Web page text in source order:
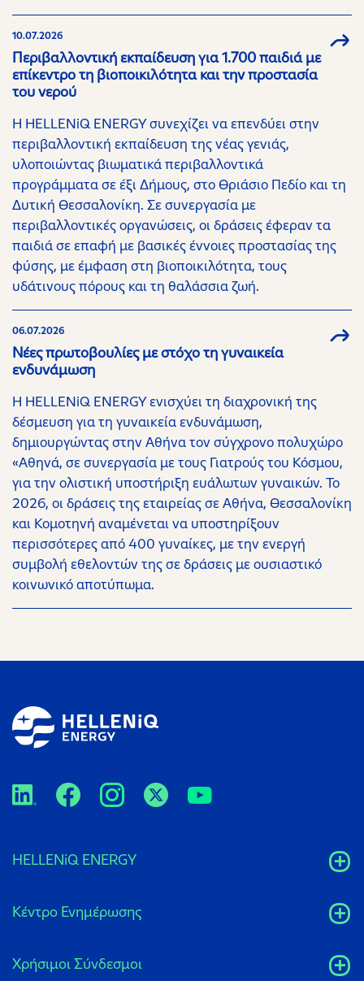
10.07.2026
Περιβαλλοντική εκπαίδευση για 1.700 παιδιά με
επίκεντρο τη βιοποικιλότητα και την προστασία
του νερού
Η HELLENiQ ENERGY συνεχίζει να επενδύει στην
περιβαλλοντική εκπαίδευση της νέας γενιάς,
υλοποιώντας βιωματικά περιβαλλοντικά
προγράμματα σε έξι Δήμους, στο Θριάσιο Πεδίο και τη
Δυτική Θεσσαλονίκη. Σε συνεργασία με
περιβαλλοντικές οργανώσεις, οι δράσεις έφεραν τα
παιδιά σε επαφή με βασικές έννοιες προστασίας της
φύσης, με έμφαση στη βιοποικιλότητα, τους
υδάτινους πόρους και τη θαλάσσια ζωή.
06.07.2026
Νέες πρωτοβουλίες με στόχο τη γυναικεία
ενδυνάμωση
H HELLENiQ ENERGY ενισχύει τη διαχρονική της
δέσμευση για τη γυναικεία ενδυνάμωση,
δημιουργώντας στην Αθήνα τον σύγχρονο πολυχώρο
«Αθηνά, σε συνεργασία με τους Γιατρούς του Κόσμου,
για την ολιστική υποστήριξη ευάλωτων γυναικών. Το
2026, οι δράσεις της εταιρείας σε Αθήνα, Θεσσαλονίκη
και Κομοτηνή αναμένεται να υποστηρίξουν
περισσότερες από 400 γυναίκες, με την ενεργή
συμβολή εθελοντών της σε δράσεις με ουσιαστικό
κοινωνικό αποτύπωμα.
HELLENiQ ENERGY
Κέντρο Ενημέρωσης
Xρήσιμοι Σύνδεσμοι